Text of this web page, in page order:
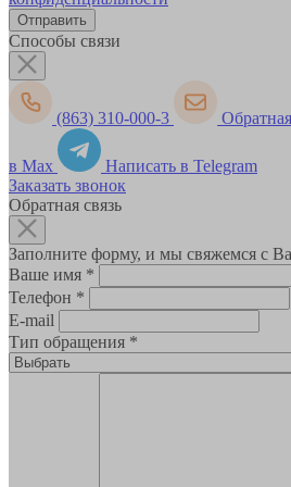
Способы связи
(863) 310-000-3
в Max
Написать в Telegram
Заказать звонок
Обратная связь
Заполните форму, и мы свяжемся с
Ваше имя *
Телефон *
E-mail
Тип обращения *